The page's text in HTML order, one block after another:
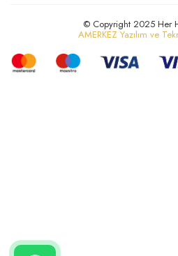
© Copyright 2025 Her
AMERKEZ Yazılım ve